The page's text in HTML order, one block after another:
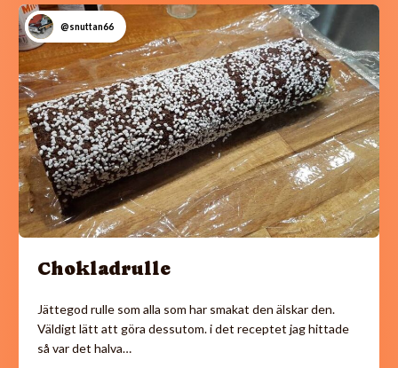
@snuttan66
Chokladrulle
Jättegod rulle som alla som har smakat den älskar den.
Väldigt lätt att göra dessutom. i det receptet jag hittade
så var det halva…